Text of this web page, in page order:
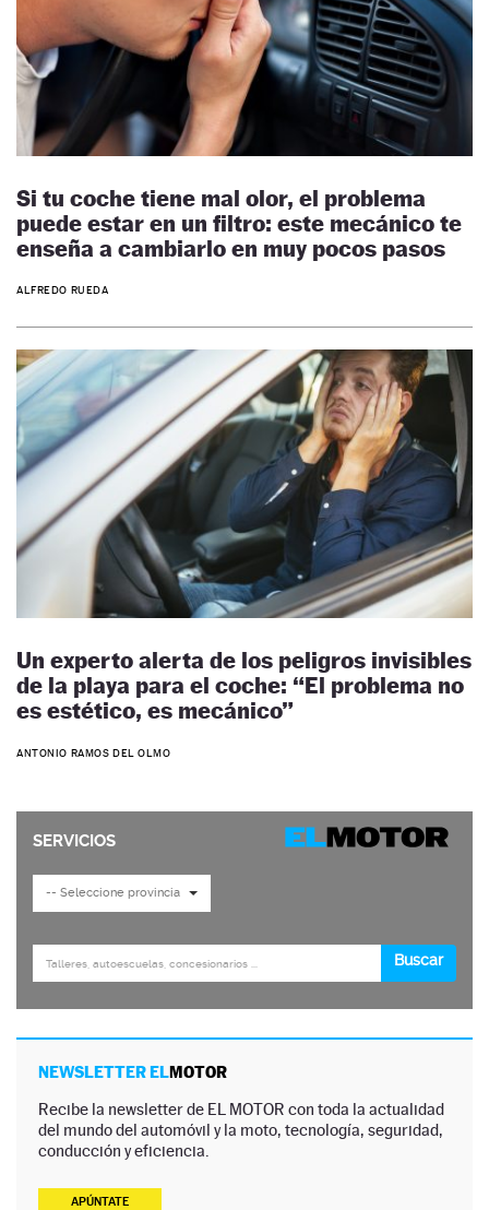
Si tu coche tiene mal olor, el problema
puede estar en un filtro: este mecánico te
enseña a cambiarlo en muy pocos pasos
ALFREDO RUEDA
Un experto alerta de los peligros invisibles
de la playa para el coche: “El problema no
es estético, es mecánico”
ANTONIO RAMOS DEL OLMO
NEWSLETTER ELMOTOR
Recibe la newsletter de EL MOTOR con toda la actualidad
del mundo del automóvil y la moto, tecnología, seguridad,
conducción y eficiencia.
APÚNTATE